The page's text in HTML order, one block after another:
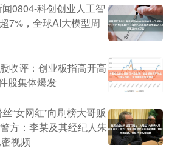
0804-科创创业人工智
7%，全球AI大模型周
收评：创业板指高开高
股集体爆发
“女网红”向刷榜大哥贩
方：李某及其经纪人朱
视频